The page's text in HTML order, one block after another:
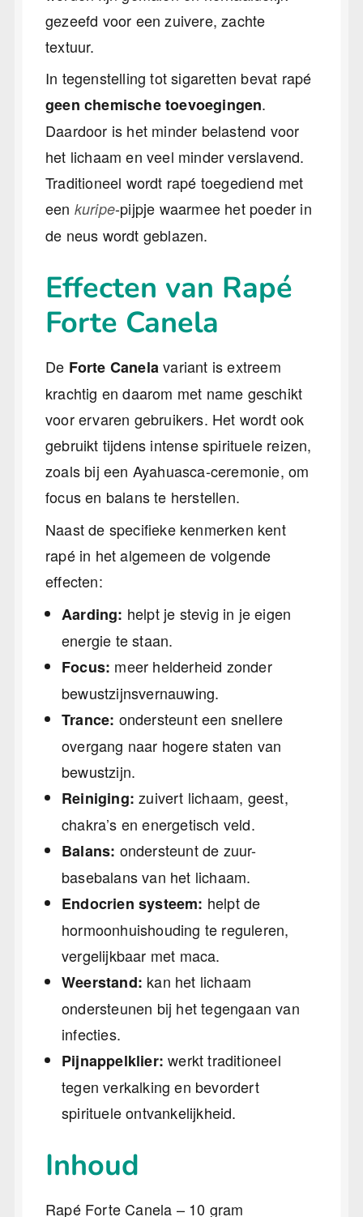
gezeefd voor een zuivere, zachte
textuur.
In tegenstelling tot sigaretten bevat rapé
geen chemische toevoegingen.
Daardoor is het minder belastend voor
het lichaam en veel minder verslavend.
Traditioneel wordt rapé toegediend met
een kuripe-pijpje waarmee het poeder in
de neus wordt geblazen.
Effecten van Rapé
Forte Canela
De Forte Canelavariant is extreem
krachtig en daarom met name geschikt
voor ervaren gebruikers. Het wordt ook
gebruikt tijdens intense spirituele reizen,
zoals bij een Ayahuasca-ceremonie, om
focus en balans te herstellen.
Naast de specifieke kenmerken kent
rapé in het algemeen de volgende
effecten:
Aarding: helpt je stevig in je eigen
energie te staan.
Focus: meer helderheid zonder
bewustzijnsvernauwing.
Trance: ondersteunt een snellere
overgang naar hogere staten van
bewustzijn.
Reiniging: zuivert lichaam, geest,
chakra’s en energetisch veld.
Balans: ondersteunt de zuur-
basebalans van het lichaam.
Endocrien systeem: helpt de
hormoonhuishouding te reguleren,
vergelijkbaar met maca.
Weerstand: kan het lichaam
ondersteunen bij het tegengaan van
infecties.
Pijnappelklier: werkt traditioneel
tegen verkalking en bevordert
spirituele ontvankelijkheid.
Inhoud
Rapé Forte Canela – 10 gram